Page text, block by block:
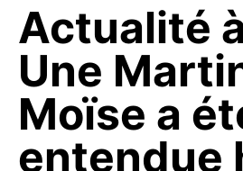
Actualité
Une
Moïse a
entendue